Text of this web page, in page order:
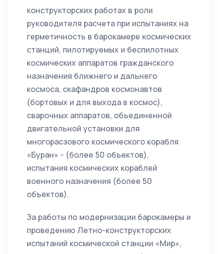
конструкторских работах в роли
руководителя расчета при испытаниях на
герметичность в барокамере космических
станций, пилотируемых и беспилотных
космических аппаратов гражданского
назначения ближнего и дальнего
космоса, скафандров космонавтов
(бортовых и для выхода в космос),
сварочных аппаратов, объединенной
двигательной установки для
многорасзового космического корабля
«Буран» - (более 50 объектов),
испытания космических кораблей
военного назначения (более 50
объектов).
За работы по модернизации барокамеры и
проведению Летно-конструкторских
испытаний космической станции «Мир»,